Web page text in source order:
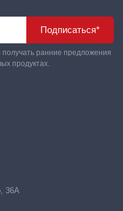
Подписаться*
ранние предложения
продуктах.
36А